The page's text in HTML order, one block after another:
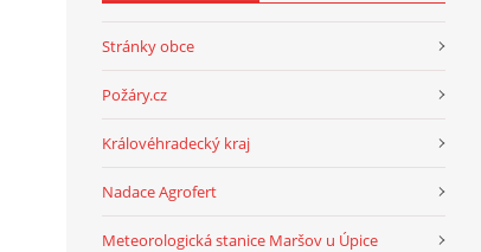
Stránky obce
Požáry.cz
Královéhradecký kraj
Nadace Agrofert
Meteorologická stanice Maršov u Úpice